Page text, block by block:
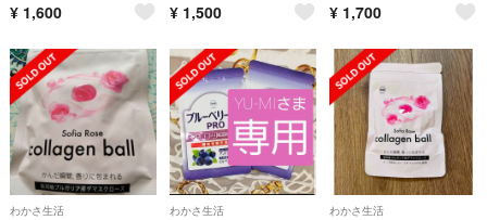
¥ 1,600 ¥ 1,500 ¥ 1,700
わかさ生活 わかさ生活 わかさ生活